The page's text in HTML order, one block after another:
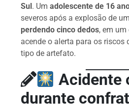
s
A
p
p
e
b
o
o
s
e
n
er
y
Li
n
Sul . Umadolescente de 16
severos após a explosão de
perdendo cinco dedos, em
acende o alerta para os riscos
tipo de artefato.
Acidente
durante